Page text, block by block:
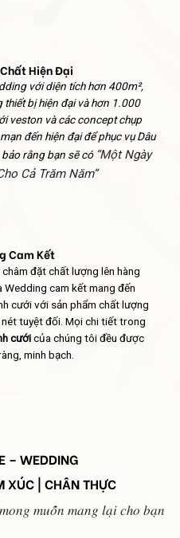
Hiện Đại
với diện tích hơn 400m²,
thiết bị hiện đại và hơn 1.000
veston và các concept chụp
đến hiện đại để phục vụ Dâu
rằng bạn sẽ có “Một Ngày
Cả Trăm Năm”
Cam Kết
đặt chất lượng lên hàng
Wedding cam kết mang đến
cưới với sản phẩm chất lượng
tuyệt đối. Mọi chi tiết trong
cướicủa chúng tôi đều được
minh bạch.
– WEDDING
XÚC | CHÂN THỰC
𝑚𝑜𝑛𝑔 𝑚𝑢𝑜̂́𝑛 𝑚𝑎𝑛𝑔 𝑙𝑎̣𝑖 𝑐ℎ𝑜 𝑏𝑎̣𝑛